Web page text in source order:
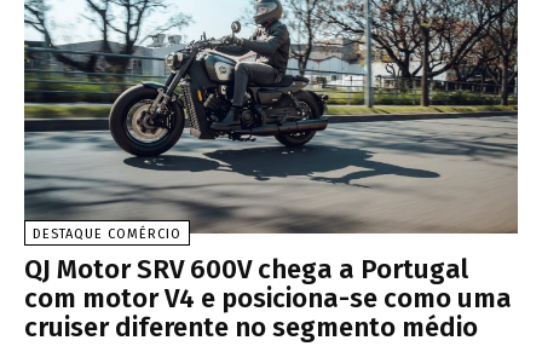
DESTAQUE COMÉRCIO
QJ Motor SRV 600V chega a Portugal
com motor V4 e posiciona-se como uma
cruiser diferente no segmento médio